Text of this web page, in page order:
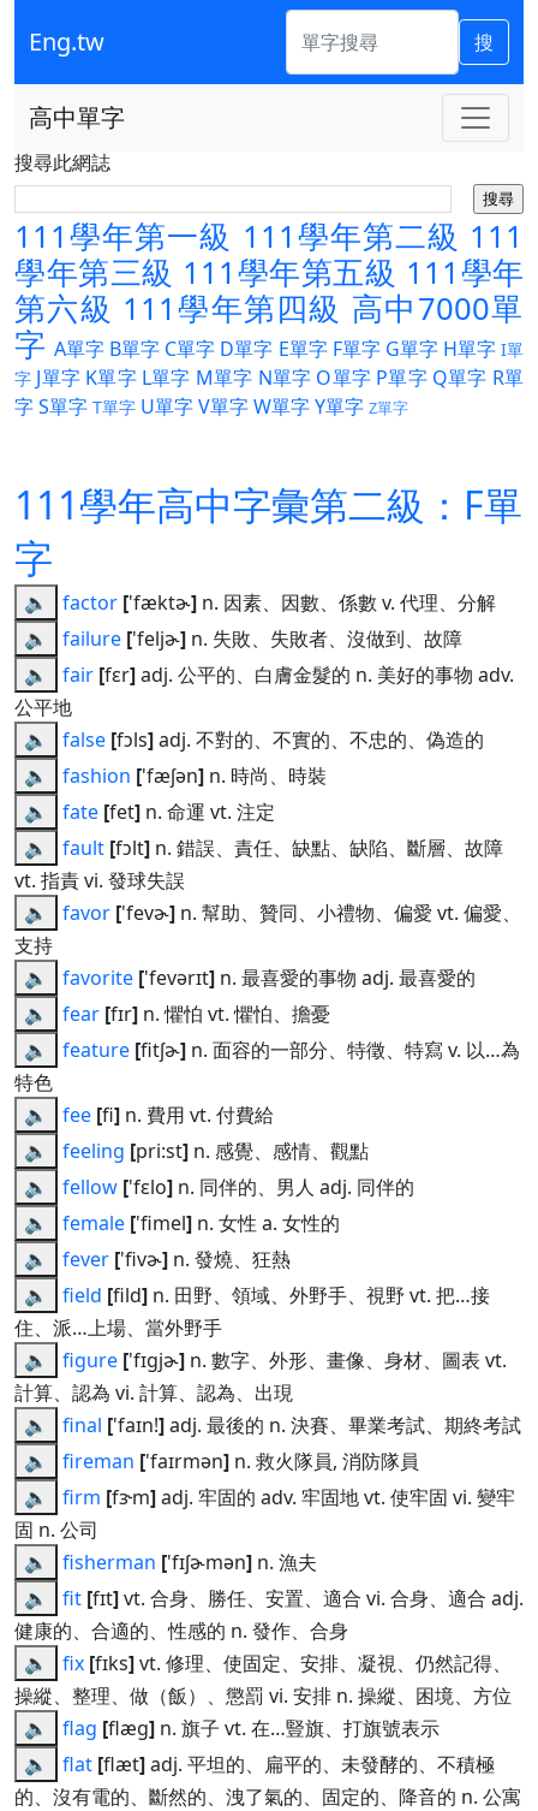
Eng.tw 搜
高中單字
搜尋此網誌
111學年第一級 111學年第二級 111
學年第三級 111學年第五級 111學年
第六級 111學年第四級 高中7000單
字 A單字 B單字 C單字 D單字 E單字 F單字 G單字 H單字 I單
字 J單字 K單字 L單字 M單字 N單字 O單字 P單字 Q單字 R單
字S單字 T單字 U單字V單字W單字Y單字 Z單字
111學年高中字彙第二級：F單
字
🔈 factor ['fæktɚ] n. 因素、因數、係數 v. 代理、分解
🔈
failure ['feljɚ] n. 失敗、失敗者、沒做到、故障
🔈
fair [fɛr]adj. 公平的、白膚金髮的 n. 美好的事物 adv.
公平地
🔈
false [fɔls]adj. 不對的、不實的、不忠的、偽造的
🔈
fashion ['fæʃən] n. 時尚、時裝
🔈
fate [fet] n. 命運 vt. 注定
🔈
fault [fɔlt] n. 錯誤、責任、缺點、缺陷、斷層、故障
vt. 指責 vi. 發球失誤
🔈
favor ['fevɚ] n. 幫助、贊同、小禮物、偏愛 vt. 偏愛、
支持
🔈
favorite ['fevərɪt] n. 最喜愛的事物 adj. 最喜愛的
🔈
fear [fɪr] n. 懼怕 vt. 懼怕、擔憂
🔈
feature [fitʃɚ] n. 面容的一部分、特徵、特寫 v. 以…為
特色
🔈
fee [fi] n. 費用 vt. 付費給
🔈
feeling [pri:st] n. 感覺、感情、觀點
🔈
fellow ['fɛlo] n. 同伴的、男人 adj. 同伴的
🔈
female ['fimel] n. 女性 a. 女性的
🔈
fever ['fivɚ] n. 發燒、狂熱
🔈
field [fild] n. 田野、領域、外野手、視野 vt. 把…接
住、派…上場、當外野手
🔈
figure ['fɪgjɚ] n. 數字、外形、畫像、身材、圖表 vt.
計算、認為 vi. 計算、認為、出現
🔈
final ['faɪn!]adj. 最後的 n. 決賽、畢業考試、期終考試
🔈
fireman ['faɪrmən] n. 救火隊員, 消防隊員
🔈
firm [fɝm]adj. 牢固的 adv. 牢固地 vt. 使牢固 vi. 變牢
固 n. 公司
🔈
fisherman ['fɪʃɚmən] n. 漁夫
🔈
fit [fɪt]vt. 合身、勝任、安置、適合 vi. 合身、適合 adj.
健康的、合適的、性感的 n. 發作、合身
🔈
fix [fɪks]vt. 修理、使固定、安排、凝視、仍然記得、
操縱、整理、做（飯）、懲罰 vi. 安排 n. 操縱、困境、方位
🔈
flag [flæg] n. 旗子 vt. 在…豎旗、打旗號表示
🔈
flat [flæt]adj. 平坦的、扁平的、未發酵的、不積極
的、沒有電的、斷然的、洩了氣的、固定的、降音的 n. 公寓